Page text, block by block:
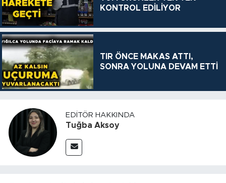
KONTROL EDİLİYOR
TIR ÖNCE MAKAS ATTI,
SONRA YOLUNA DEVAM ETTİ
EDITÖR HAKKINDA
Tuğba Aksoy